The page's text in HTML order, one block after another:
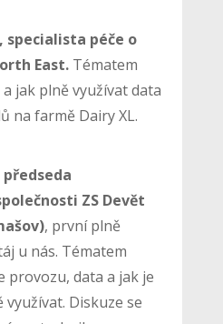
specialista péče o
East.Tématem
jak plně využívat data
na farmě Dairy XL.
předseda
ZS Devět
, první plně
u nás. Tématem
provozu, data a jak je
Diskuze se